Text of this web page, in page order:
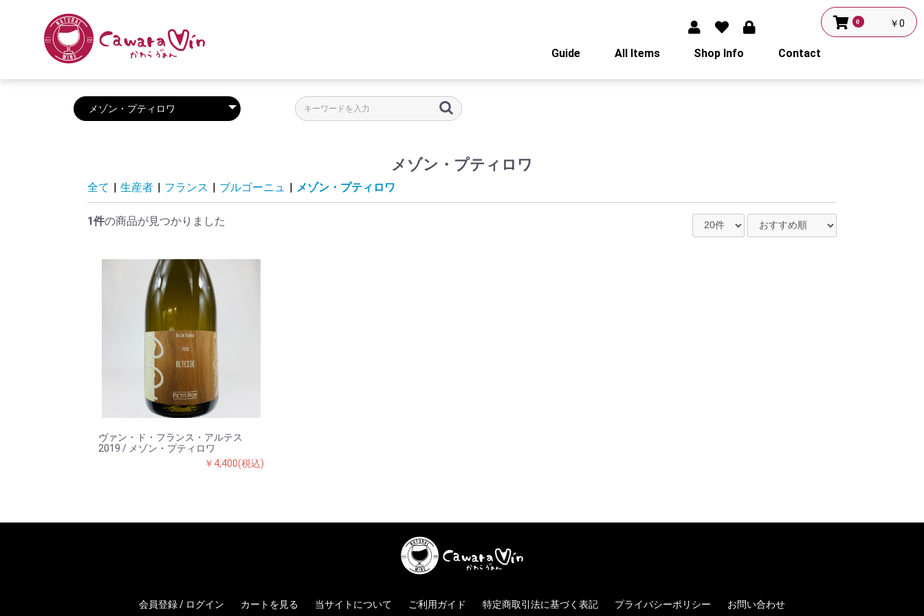
0 ￥0
Guide All Items Shop Info Contact
メゾン・プティロワ
全て | 生産者 | フランス | ブルゴーニュ | メゾン・プティロワ
1件の商品が見つかりました
ヴァン・ド・フランス・アルテス
2019 / メゾン・プティロワ
￥4,400(税込)
会員登録 / ログイン カートを見る 当サイトについて ご利用ガイド 特定商取引法に基づく表記 プライバシーポリシー お問い合わせ